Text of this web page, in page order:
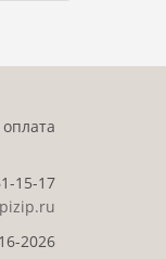
15-17
2026